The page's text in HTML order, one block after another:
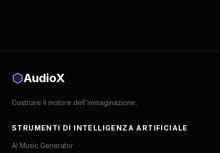
AudioX
Costruire il motore dell'immaginazione.
STRUMENTI DI INTELLIGENZA ARTIFICIALE
AI Music Generator